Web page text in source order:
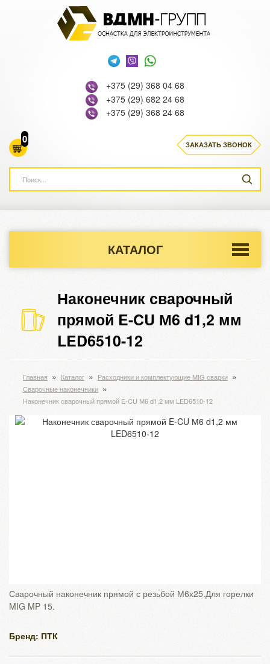
+375 (29) 368 04 68
+375 (29) 682 24 68
+375 (29) 368 24 68
0 ЗАКАЗАТЬ ЗВОНОК
КАТАЛОГ
Наконечник сварочный
прямой E-CU М6 d1,2 мм
LED6510-12
Главная » Каталог » Расходники и комплектующие MIG сварки »
Сварочные наконечники »
Наконечник сварочный прямой E-CU М6 d1,2 мм LED6510-12
Сварочный наконечник прямой с резьбой М6х25.Для горелки
MIG MP 15.
Бренд: ПТК